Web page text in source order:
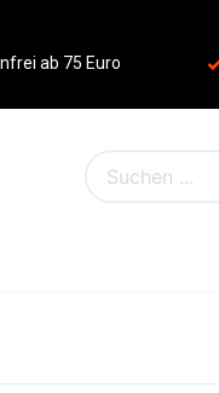
ab 75 Euro